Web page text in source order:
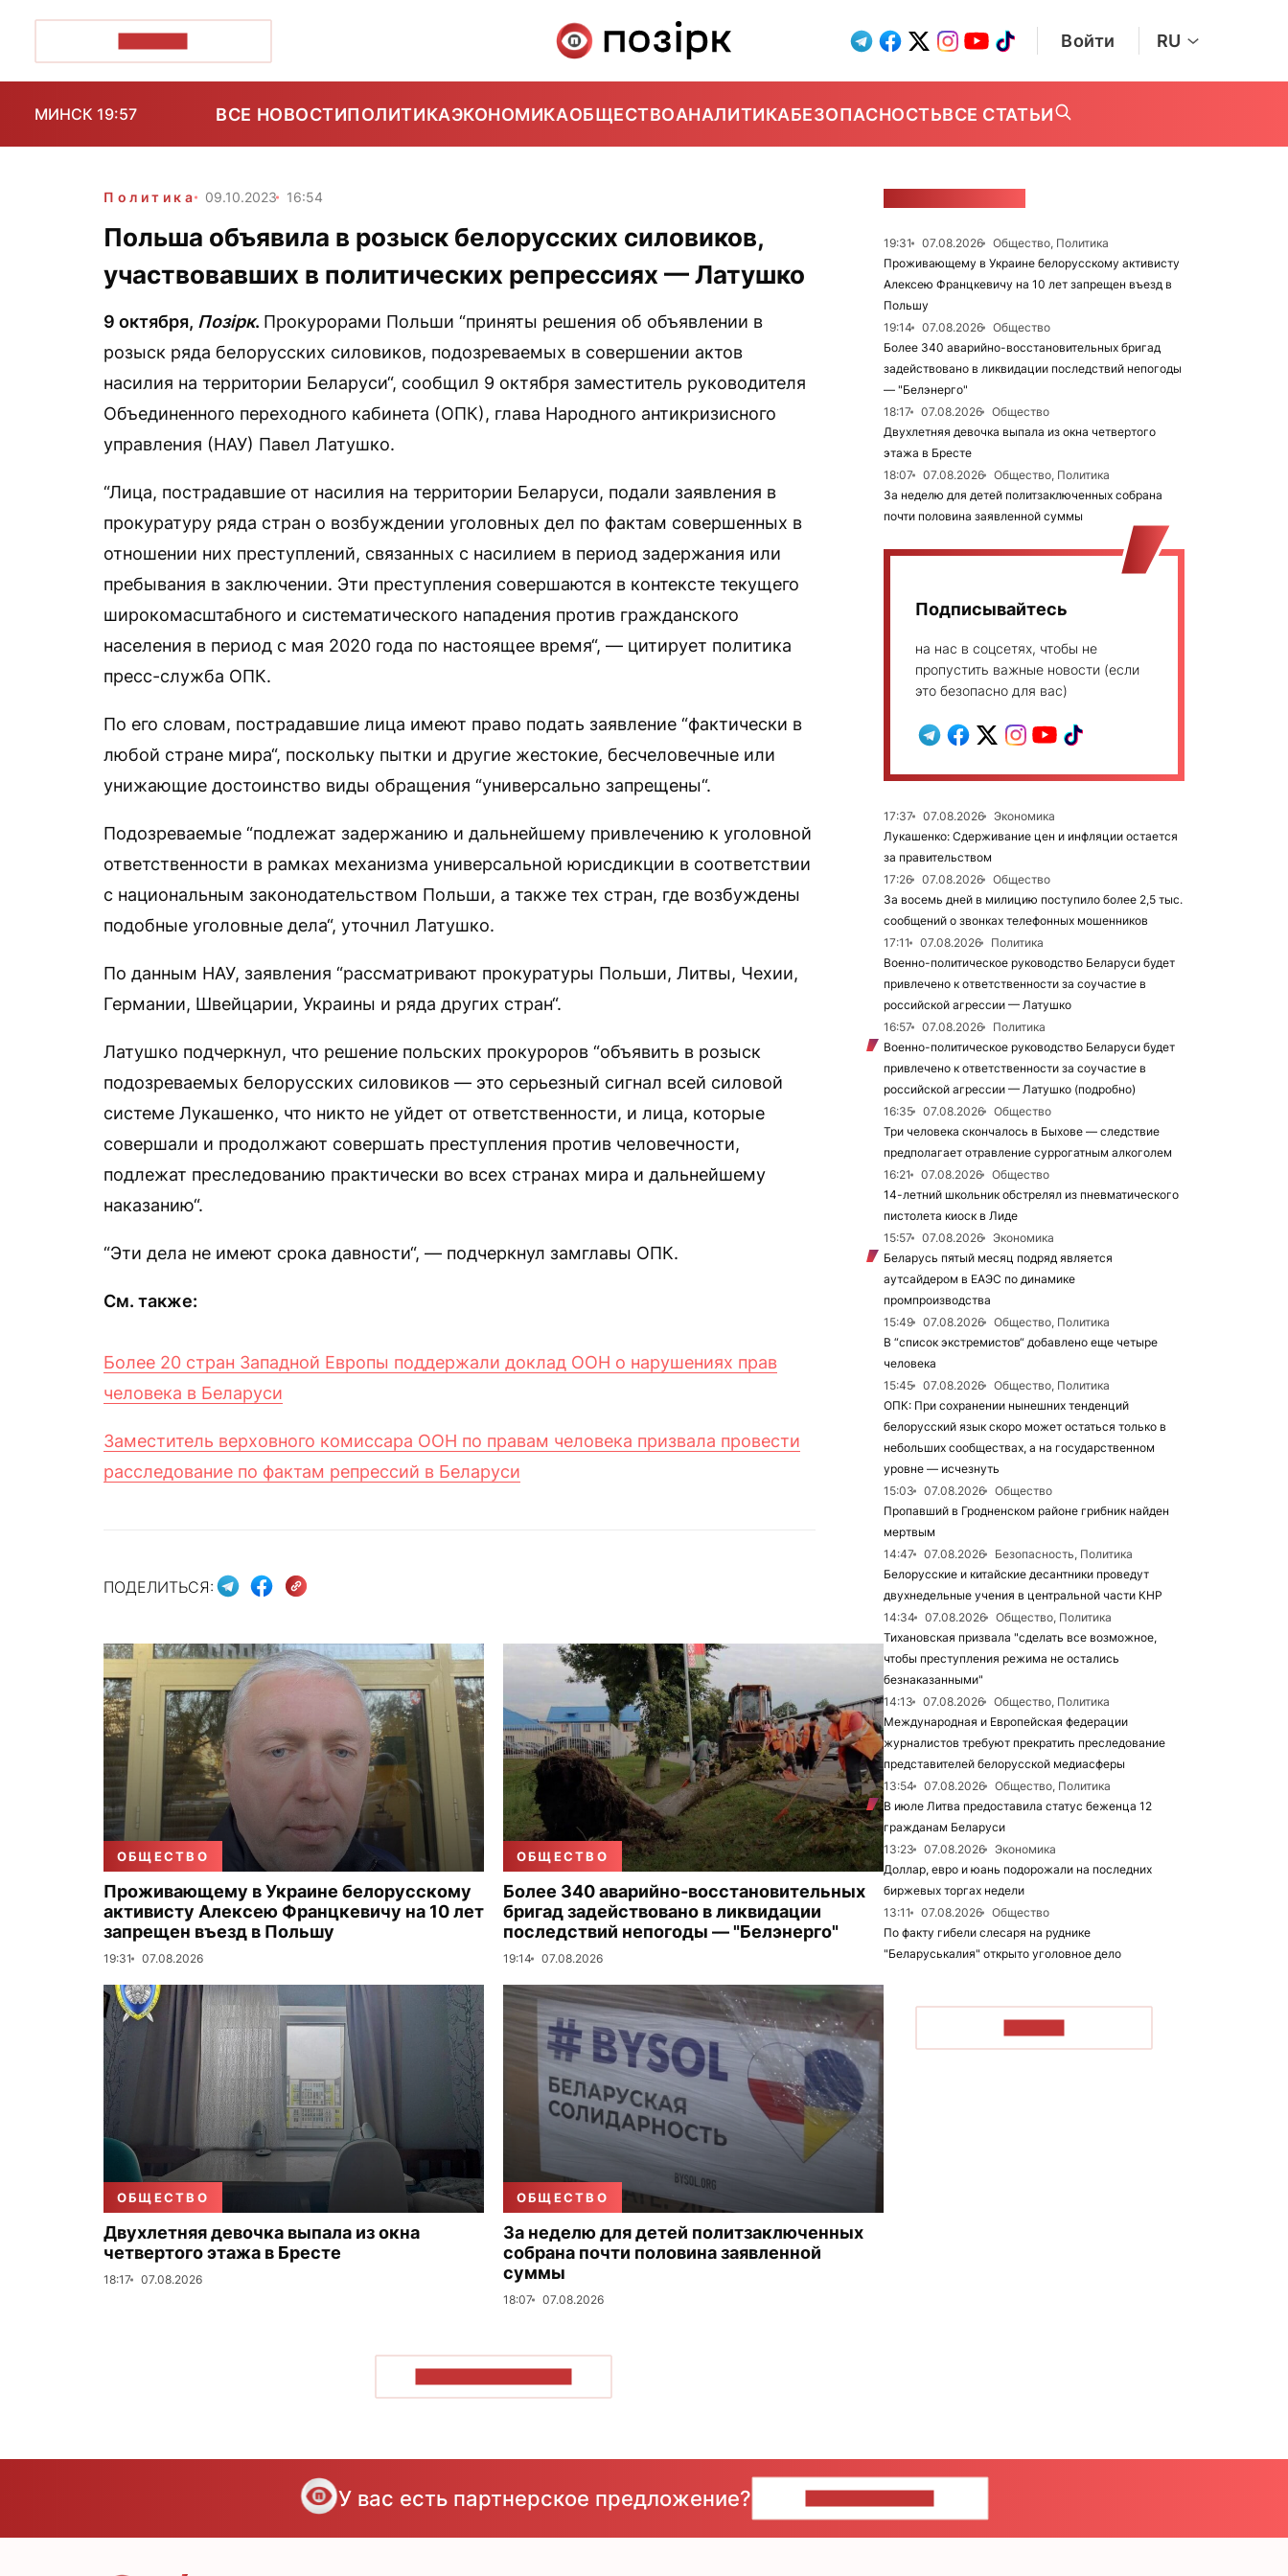
Войти RU
МИНСК 19:57 ВСЕ НОВОСТИПОЛИТИКАЭКОНОМИКАОБЩЕСТВОАНАЛИТИКАБЕЗОПАСНОСТЬВСЕ СТАТЬИ
Политика 09.10.2023 16:54
Польша объявила в розыск белорусских силовиков,
участвовавших в политических репрессиях — Латушко
9 октября, Позірк. Прокурорами Польши “приняты решения об объявлении в
розыск ряда белорусских силовиков, подозреваемых в совершении актов
насилия на территории Беларуси“, сообщил 9 октября заместитель руководителя
Объединенного переходного кабинета (ОПК), глава Народного антикризисного
управления (НАУ) Павел Латушко.
“Лица, пострадавшие от насилия на территории Беларуси, подали заявления в
прокуратуру ряда стран о возбуждении уголовных дел по фактам совершенных в
отношении них преступлений, связанных с насилием в период задержания или
пребывания в заключении. Эти преступления совершаются в контексте текущего
широкомасштабного и систематического нападения против гражданского
населения в период с мая 2020 года по настоящее время“, — цитирует политика
пресс-служба ОПК.
По его словам, пострадавшие лица имеют право подать заявление “фактически в
любой стране мира“, поскольку пытки и другие жестокие, бесчеловечные или
унижающие достоинство виды обращения “универсально запрещены“.
Подозреваемые “подлежат задержанию и дальнейшему привлечению к уголовной
ответственности в рамках механизма универсальной юрисдикции в соответствии
с национальным законодательством Польши, а также тех стран, где возбуждены
подобные уголовные дела“, уточнил Латушко.
По данным НАУ, заявления “рассматривают прокуратуры Польши, Литвы, Чехии,
Германии, Швейцарии, Украины и ряда других стран“.
Латушко подчеркнул, что решение польских прокуроров “объявить в розыск
подозреваемых белорусских силовиков — это серьезный сигнал всей силовой
системе Лукашенко, что никто не уйдет от ответственности, и лица, которые
совершали и продолжают совершать преступления против человечности,
подлежат преследованию практически во всех странах мира и дальнейшему
наказанию“.
“Эти дела не имеют срока давности“, — подчеркнул замглавы ОПК.
См. также:
Более 20 стран Западной Европы поддержали доклад ООН о нарушениях прав
человека в Беларуси
Заместитель верховного комиссара ООН по правам человека призвала провести
расследование по фактам репрессий в Беларуси
ПОДЕЛИТЬСЯ:
ОБЩЕСТВО
Проживающему в Украине белорусскому
активисту Алексею Францкевичу на 10 лет
запрещен въезд в Польшу
19:31 07.08.2026
ОБЩЕСТВО
Более 340 аварийно-восстановительных
бригад задействовано в ликвидации
последствий непогоды — "Белэнерго"
19:14 07.08.2026
ОБЩЕСТВО
Двухлетняя девочка выпала из окна
четвертого этажа в Бресте
18:17 07.08.2026
ОБЩЕСТВО
За неделю для детей политзаключенных
собрана почти половина заявленной
суммы
18:07 07.08.2026
19:31 07.08.2026
Общество, Политика
Проживающему в Украине белорусскому активисту
Алексею Францкевичу на 10 лет запрещен въезд в
Польшу
19:14
07.08.2026
Общество
Более 340 аварийно-восстановительных бригад
задействовано в ликвидации последствий непогоды
— "Белэнерго"
18:17
07.08.2026
Общество
Двухлетняя девочка выпала из окна четвертого
этажа в Бресте
18:07
07.08.2026
Общество, Политика
За неделю для детей политзаключенных собрана
почти половина заявленной суммы
Подписывайтесь
на нас в соцсетях, чтобы не
пропустить важные новости (если
это безопасно для вас)
17:37 07.08.2026
Экономика
Лукашенко: Сдерживание цен и инфляции остается
за правительством
17:26
07.08.2026
Общество
За восемь дней в милицию поступило более 2,5 тыс.
сообщений о звонках телефонных мошенников
17:11
07.08.2026
Политика
Военно-политическое руководство Беларуси будет
привлечено к ответственности за соучастие в
российской агрессии — Латушко
16:57
07.08.2026
Политика
Военно-политическое руководство Беларуси будет
привлечено к ответственности за соучастие в
российской агрессии — Латушко (подробно)
16:35
07.08.2026
Общество
Три человека скончалось в Быхове — следствие
предполагает отравление суррогатным алкоголем
16:21
07.08.2026
Общество
14-летний школьник обстрелял из пневматического
пистолета киоск в Лиде
15:57
07.08.2026
Экономика
Беларусь пятый месяц подряд является
аутсайдером в ЕАЭС по динамике
промпроизводства
15:49
07.08.2026
Общество, Политика
В “список экстремистов“ добавлено еще четыре
человека
15:45
07.08.2026
Общество, Политика
ОПК: При сохранении нынешних тенденций
белорусский язык скоро может остаться только в
небольших сообществах, а на государственном
уровне — исчезнуть
15:03
07.08.2026
Общество
Пропавший в Гродненском районе грибник найден
мертвым
14:47
07.08.2026
Безопасность, Политика
Белорусские и китайские десантники проведут
двухнедельные учения в центральной части КНР
14:34
07.08.2026
Общество, Политика
Тихановская призвала "сделать все возможное,
чтобы преступления режима не остались
безнаказанными"
14:13
07.08.2026
Общество, Политика
Международная и Европейская федерации
журналистов требуют прекратить преследование
представителей белорусской медиасферы
13:54
07.08.2026
Общество, Политика
В июле Литва предоставила статус беженца 12
гражданам Беларуси
13:23
07.08.2026
Экономика
Доллар, евро и юань подорожали на последних
биржевых торгах недели
13:11
07.08.2026
Общество
По факту гибели слесаря на руднике
"Беларуськалия" открыто уголовное дело
У вас есть партнерское предложение?